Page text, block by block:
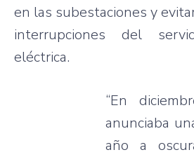
en las subestaciones y
interrupciones del
eléctrica.
“En
anunciaba
año a